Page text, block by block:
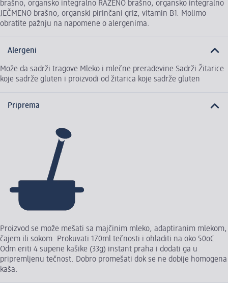
brašno, organsko integralno RAŽENO brašno, organsko integralno
JEČMENO brašno, organski pirinčani griz, vitamin B1. Molimo
obratite pažnju na napomene o alergenima.
Alergeni
Može da sadrži tragove Mleko i mlečne prerađevine Sadrži Žitarice
koje sadrže gluten i proizvodi od žitarica koje sadrže gluten
Priprema
Proizvod se može mešati sa majčinim mleko, adaptiranim mlekom,
čajem ili sokom. Prokuvati 170ml tečnosti i ohladiti na oko 50oC.
Odm eriti 4 supene kašike (33g) instant praha i dodati ga u
pripremljenu tečnost. Dobro promešati dok se ne dobije homogena
kaša.